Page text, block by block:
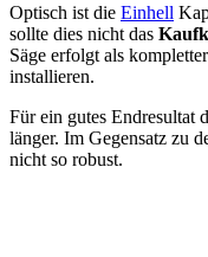
Optisch ist die Einhell
sollte dies nicht das
Säge erfolgt als
installieren.
Für ein gutes Endresultat
länger. Im Gegensatz zu
nicht so robust.